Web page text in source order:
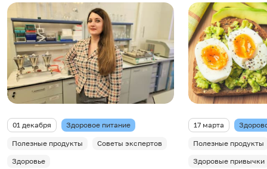
01 декабря Здоровое питание
Полезные продукты
Советы экспертов
Здоровье
17 марта
Полезные продукты
Здоровые привычки